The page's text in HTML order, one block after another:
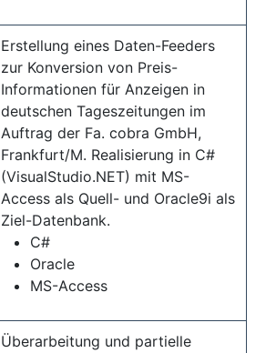
Erstellung eines Daten-Feeders
zur Konversion von Preis-
Informationen für Anzeigen in
deutschen Tageszeitungen im
Auftrag der Fa. cobra GmbH,
Frankfurt/M. Realisierung in C#
(VisualStudio.NET) mit MS-
Access als Quell- und Oracle9i als
Ziel-Datenbank.
C#
Oracle
MS-Access
Überarbeitung und partielle